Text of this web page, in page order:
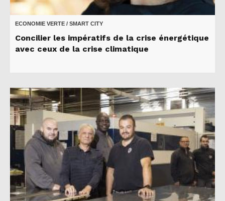
ECONOMIE VERTE / SMART CITY
Concilier les impératifs de la crise énergétique
avec ceux de la crise climatique